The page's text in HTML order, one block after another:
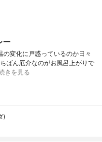
ー
変化に戸惑っているのか日々
ばん厄介なのがお風呂上がりで
きを見る
)